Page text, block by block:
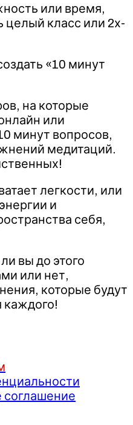
или время,
класс или 2х-
«10 минут
на которые
или
минут вопросов,
медитаций.
легкости, или
и
себя,
вы до этого
или нет,
которые будут
каждого!
соглашение